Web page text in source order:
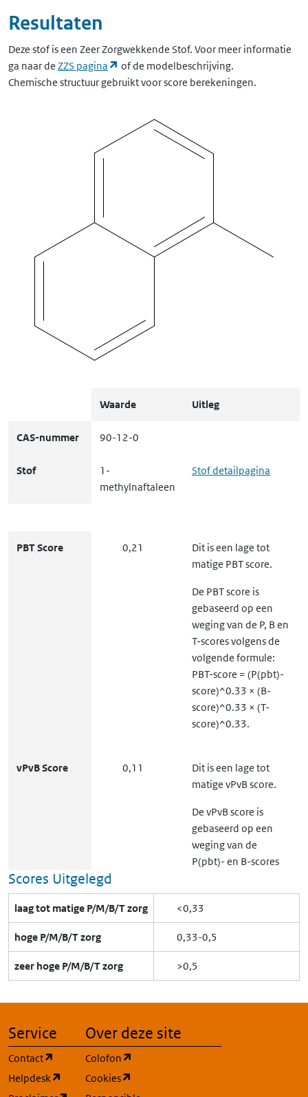
Resultaten
Deze stof is een Zeer Zorgwekkende Stof. Voor meer informatie
ga naar de ZZS pagina (opent in een nieuw tabblad)
of de modelbeschrijving.
Chemische structuur gebruikt voor score berekeningen.
Waarde Uitleg
CAS-nummer 90-12-0
Stof
1-
methylnaftaleen
Stof detailpagina
PBT Score 0,21
Dit is een lage tot
matige PBT score.
De PBT score is
gebaseerd op een
weging van de P, B en
T-scores volgens de
volgende formule:
PBT-score = (P(pbt)-
score)^0.33 × (B-
score)^0.33 × (T-
score)^0.33.
vPvB Score 0,11
Dit is een lage tot
matige vPvB score.
De vPvB score is
gebaseerd op een
weging van de
P(pbt)- en B-scores
formule: vPvB-score =
(P(pbt)-score)^0.5 ×
(B-score)^0.5.
P PBTScore 0,07
Dit is een lage tot
persistentie score.
gebaseerd op een
Scores Uitgelegd
laag tot matige P/M/B/T zorg <0,33
hoge P/M/B/T zorg 0,33-0,5
zeer hoge P/M/B/T zorg >0,5
Service
Contact
(opent in een nieuw tabblad)
Helpdesk
(opent in een nieuw tabblad)
Over deze site
Colofon
Cookies